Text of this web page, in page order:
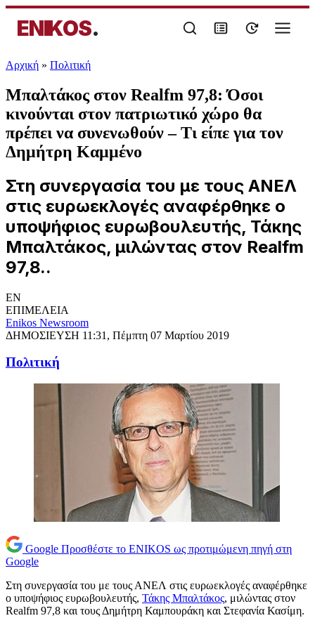
ENIKOS.
Αρχική » Πολιτική
Μπαλτάκος στον Realfm 97,8: Όσοι
κινούνται στον πατριωτικό χώρο θα
πρέπει να συνενωθούν – Τι είπε για τον
Δημήτρη Καμμένο
Στη συνεργασία του με τους ΑΝΕΛ
στις ευρωεκλογές αναφέρθηκε ο
υποψήφιος ευρωβουλευτής, Τάκης
Μπαλτάκος, μιλώντας στον Realfm
97,8..
EN
ΕΠΙΜΕΛΕΙΑ
Enikos Newsroom
ΔΗΜΟΣΙΕΥΣΗ 11:31, Πέμπτη 07 Μαρτίου 2019
Πολιτική
Google Προσθέστε το ENIKOS ως προτιμώμενη πηγή στη
Google
Στη συνεργασία του με τους ΑΝΕΛ στις ευρωεκλογές αναφέρθηκε
ο υποψήφιος ευρωβουλευτής, Τάκης Μπαλτάκος, μιλώντας στον
Realfm 97,8 και τους Δημήτρη Καμπουράκη και Στεφανία Κασίμη.